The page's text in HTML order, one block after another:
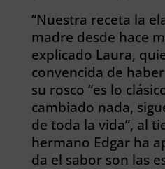
“Nuestra receta la
madre desde hace
explicado Laura,
convencida de
su rosco “es lo
cambiado nada,
de toda la vida”, al
hermano Edgar ha
da el sabor son las